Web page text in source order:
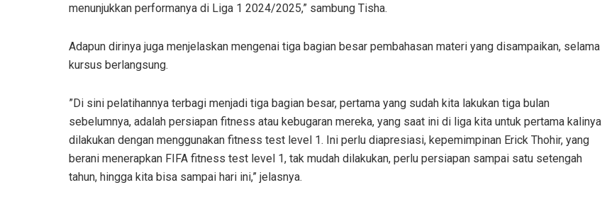
menunjukkan performanya di Liga 1 2024/2025,” sambung Tisha.
Adapun dirinya juga menjelaskan mengenai tiga bagian besar pembahasan materi yang disampaikan, selama
kursus berlangsung.
”Di sini pelatihannya terbagi menjadi tiga bagian besar, pertama yang sudah kita lakukan tiga bulan
sebelumnya, adalah persiapan fitness atau kebugaran mereka, yang saat ini di liga kita untuk pertama kalinya
dilakukan dengan menggunakan fitness test level 1. Ini perlu diapresiasi, kepemimpinan Erick Thohir, yang
berani menerapkan FIFA fitness test level 1, tak mudah dilakukan, perlu persiapan sampai satu setengah
tahun, hingga kita bisa sampai hari ini,” jelasnya.